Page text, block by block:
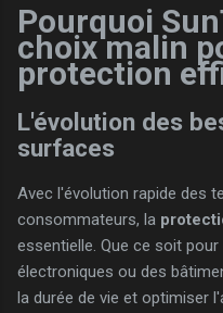
Pourquoi
choix malin
protection
L'évolution des
surfaces
Avec l'évolution rapide des
consommateurs, la
essentielle. Que ce soit
électroniques ou des
la durée de vie et optimiser